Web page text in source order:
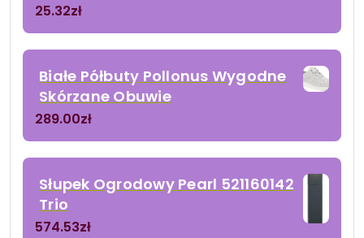
25.32zł
Białe Półbuty Pollonus Wygodne
Skórzane Obuwie
289.00zł
Słupek Ogrodowy Pearl 521160142
Trio
574.53zł